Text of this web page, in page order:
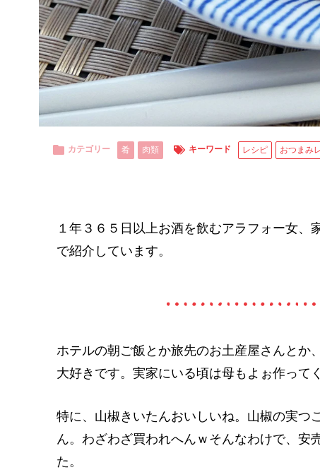
カテゴリー 肴 肉類 キーワード レシピ おつまみ
１年３６５日以上お酒を飲むアラフォー女、
で紹介しています。
ホテルの朝ご飯とか旅先のお土産屋さんとか
大好きです。実家にいる頃は母もよぉ作って
特に、山椒きいたんおいしいね。山椒の実つ
ん。わざわざ買われへんｗそんなわけで、安
た。